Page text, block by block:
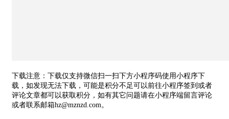
下载注意：下载仅支持微信扫一扫下方小程序码使用小程序下
载，如发现无法下载，可能是积分不足可以前往小程序签到或者
评论文章都可以获取积分，如有其它问题请在小程序端留言评论
或者联系邮箱hz@mznzd.com。